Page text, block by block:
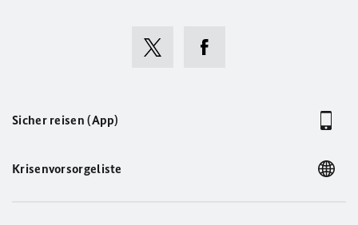
Sicher reisen (App)
Krisenvorsorgeliste